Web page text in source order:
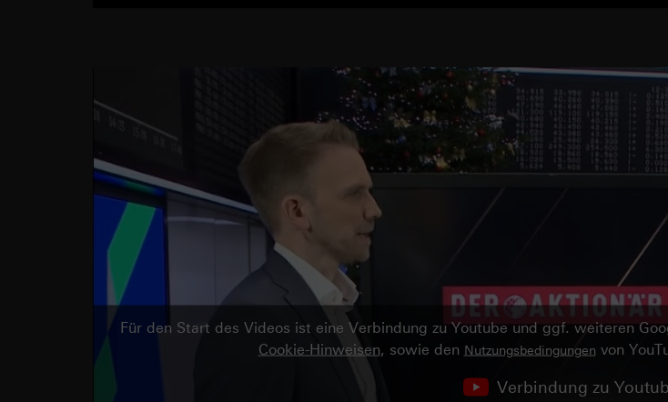
Für den Start des Videos ist eine Verbindung zu Youtube und ggf. weiteren
Cookie-Hinweisen, sowie den Nutzungsbedingungen von
Verbindung zu